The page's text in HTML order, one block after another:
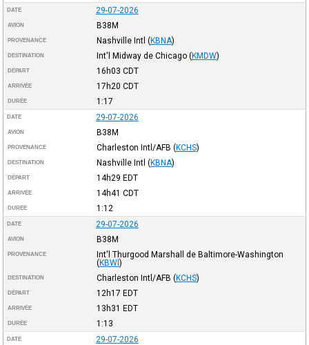
DATE 29-07-2026
AVION B38M
PROVENANCE Nashville Intl (KBNA)
DESTINATION Int'l Midway de Chicago (KMDW)
DÉPART 16h03 CDT
ARRIVÉE 17h20 CDT
DURÉE 1:17
DATE 29-07-2026
AVION B38M
PROVENANCE Charleston Intl/AFB (KCHS)
DESTINATION Nashville Intl (KBNA)
DÉPART 14h29 EDT
ARRIVÉE 14h41 CDT
DURÉE 1:12
DATE 29-07-2026
AVION B38M
PROVENANCE
Int'l Thurgood Marshall de Baltimore-Washington
(KBWI)
DESTINATION Charleston Intl/AFB (KCHS)
DÉPART 12h17 EDT
ARRIVÉE 13h31 EDT
DURÉE 1:13
DATE 29-07-2026